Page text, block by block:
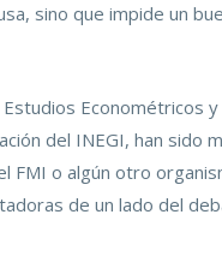
sino que impide un
Econométricos
del INEGI, han sido
o algún otro
de un lado del